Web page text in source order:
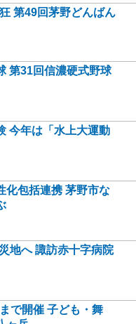
第49回茅野どんばん
第31回信濃硬式野球
今年は「水上大運動
化包括連携 茅野市な
地へ 諏訪赤十字病院
で開催 子ども・舞